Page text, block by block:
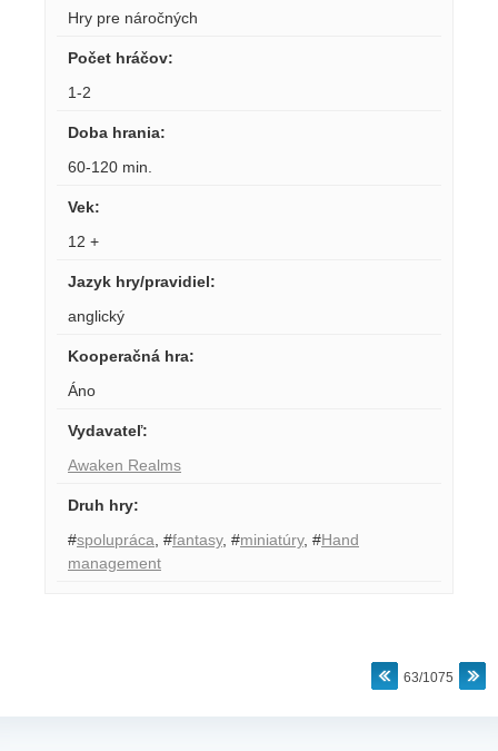
Hry pre náročných
Počet hráčov:
1-2
Doba hrania:
60-120 min.
Vek:
12 +
Jazyk hry/pravidiel:
anglický
Kooperačná hra:
Áno
Vydavateľ:
Awaken Realms
Druh hry:
#spolupráca #fantasy, #miniatúry, #Hand
management
63/1075